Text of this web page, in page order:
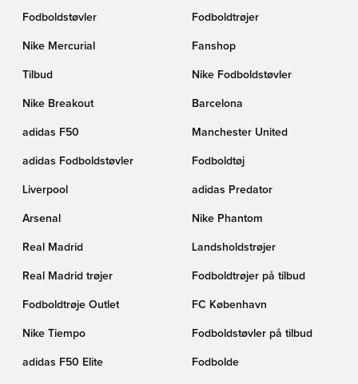
Fodboldstøvler Fodboldtrøjer
Nike Mercurial Fanshop
Tilbud Nike Fodboldstøvler
Nike Breakout Barcelona
adidas F50 Manchester United
adidas Fodboldstøvler Fodboldtøj
Liverpool adidas Predator
Arsenal Nike Phantom
Real Madrid Landsholdstrøjer
Real Madrid trøjer Fodboldtrøjer på tilbud
Fodboldtrøje Outlet FC København
Nike Tiempo Fodboldstøvler på tilbud
adidas F50 Elite Fodbolde